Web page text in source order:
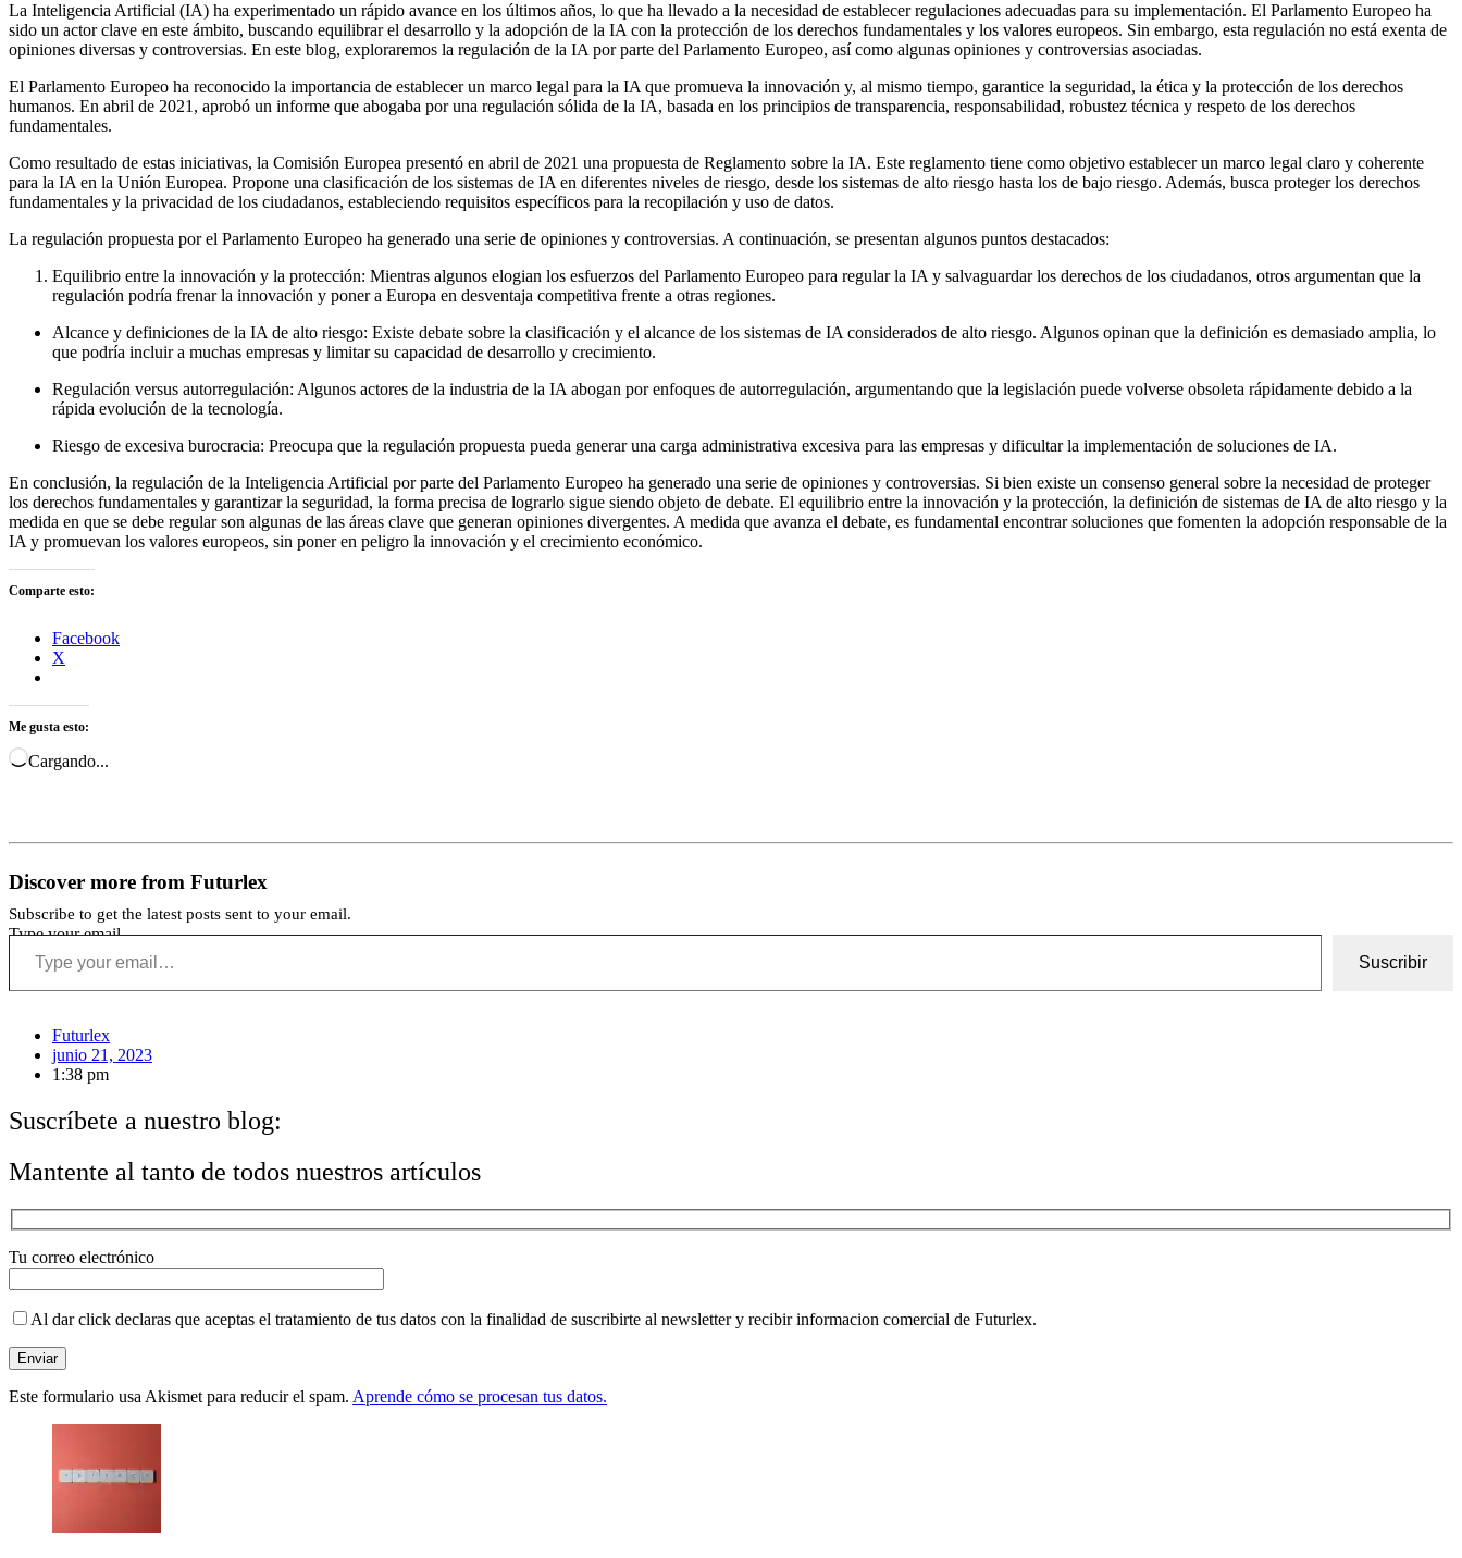
La Inteligencia Artificial (IA) ha experimentado un rápido avance en los últimos años, lo que ha llevado a la necesidad de establecer regulaciones adecuadas para su implementación. El Parlamento Europeo ha
sido un actor clave en este ámbito, buscando equilibrar el desarrollo y la adopción de la IA con la protección de los derechos fundamentales y los valores europeos. Sin embargo, esta regulación no está exenta de
opiniones diversas y controversias. En este blog, exploraremos la regulación de la IA por parte del Parlamento Europeo, así como algunas opiniones y controversias asociadas.
El Parlamento Europeo ha reconocido la importancia de establecer un marco legal para la IA que promueva la innovación y, al mismo tiempo, garantice la seguridad, la ética y la protección de los derechos
humanos. En abril de 2021, aprobó un informe que abogaba por una regulación sólida de la IA, basada en los principios de transparencia, responsabilidad, robustez técnica y respeto de los derechos
fundamentales.
Como resultado de estas iniciativas, la Comisión Europea presentó en abril de 2021 una propuesta de Reglamento sobre la IA. Este reglamento tiene como objetivo establecer un marco legal claro y coherente
para la IA en la Unión Europea. Propone una clasificación de los sistemas de IA en diferentes niveles de riesgo, desde los sistemas de alto riesgo hasta los de bajo riesgo. Además, busca proteger los derechos
fundamentales y la privacidad de los ciudadanos, estableciendo requisitos específicos para la recopilación y uso de datos.
La regulación propuesta por el Parlamento Europeo ha generado una serie de opiniones y controversias. A continuación, se presentan algunos puntos destacados:
Equilibrio entre la innovación y la protección: Mientras algunos elogian los esfuerzos del Parlamento Europeo para regular la IA y salvaguardar los derechos de los ciudadanos, otros argumentan que la
regulación podría frenar la innovación y poner a Europa en desventaja competitiva frente a otras regiones.
Alcance y definiciones de la IA de alto riesgo: Existe debate sobre la clasificación y el alcance de los sistemas de IA considerados de alto riesgo. Algunos opinan que la definición es demasiado amplia, lo
que podría incluir a muchas empresas y limitar su capacidad de desarrollo y crecimiento.
Regulación versus autorregulación: Algunos actores de la industria de la IA abogan por enfoques de autorregulación, argumentando que la legislación puede volverse obsoleta rápidamente debido a la
rápida evolución de la tecnología.
Riesgo de excesiva burocracia: Preocupa que la regulación propuesta pueda generar una carga administrativa excesiva para las empresas y dificultar la implementación de soluciones de IA.
En conclusión, la regulación de la Inteligencia Artificial por parte del Parlamento Europeo ha generado una serie de opiniones y controversias. Si bien existe un consenso general sobre la necesidad de proteger
los derechos fundamentales y garantizar la seguridad, la forma precisa de lograrlo sigue siendo objeto de debate. El equilibrio entre la innovación y la protección, la definición de sistemas de IA de alto riesgo y la
medida en que se debe regular son algunas de las áreas clave que generan opiniones divergentes. A medida que avanza el debate, es fundamental encontrar soluciones que fomenten la adopción responsable de la
IA y promuevan los valores europeos, sin poner en peligro la innovación y el crecimiento económico.
Comparte esto:
Facebook
X
Me gusta esto:
Cargando...
Discover more from Futurlex
Subscribe to get the latest posts sent to your email.
Type your email…
Suscribir
Futurlex
junio 21, 2023
1:38 pm
Suscríbete a nuestro blog:
Mantente al tanto de todos nuestros artículos
Tu correo electrónico
Al dar click declaras que aceptas el tratamiento de tus datos con la finalidad de suscribirte al newsletter y recibir informacion comercial de Futurlex.
Este formulario usa Akismet para reducir el spam. Aprende cómo se procesan tus datos.